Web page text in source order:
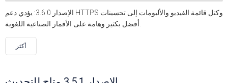
الإصدار 3.6.0: يؤدي دعم HTTPS وكتل قائمة الفيديو والألبومات إلى تحسينات
أكثر